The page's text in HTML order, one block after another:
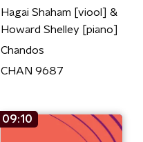
Hagai Shaham [viool] &
Howard Shelley [piano]
Chandos
CHAN 9687
09:10